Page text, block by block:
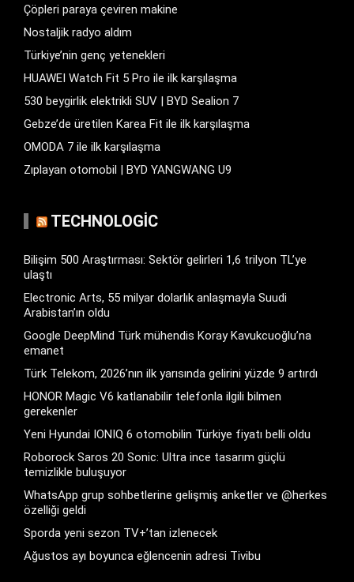
Çöpleri paraya çeviren makine
Nostaljik radyo aldım
Türkiye’nin genç yetenekleri
HUAWEI Watch Fit 5 Pro ile ilk karşılaşma
530 beygirlik elektrikli SUV | BYD Sealion 7
Gebze’de üretilen Karea Fit ile ilk karşılaşma
OMODA 7 ile ilk karşılaşma
Zıplayan otomobil | BYD YANGWANG U9
TECHNOLOGIC
Bilişim 500 Araştırması: Sektör gelirleri 1,6 trilyon TL’ye
ulaştı
Electronic Arts, 55 milyar dolarlık anlaşmayla Suudi
Arabistan’ın oldu
Google DeepMind Türk mühendis Koray Kavukcuoğlu’na
emanet
Türk Telekom, 2026’nın ilk yarısında gelirini yüzde 9 artırdı
HONOR Magic V6 katlanabilir telefonla ilgili bilmen
gerekenler
Yeni Hyundai IONIQ 6 otomobilin Türkiye fiyatı belli oldu
Roborock Saros 20 Sonic: Ultra ince tasarım güçlü
temizlikle buluşuyor
WhatsApp grup sohbetlerine gelişmiş anketler ve @herkes
özelliği geldi
Sporda yeni sezon TV+’tan izlenecek
Ağustos ayı boyunca eğlencenin adresi Tivibu